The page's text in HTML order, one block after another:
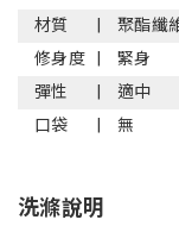
材質
聚酯纖
修身度
緊身
彈性
適中
口袋
無
洗滌說明